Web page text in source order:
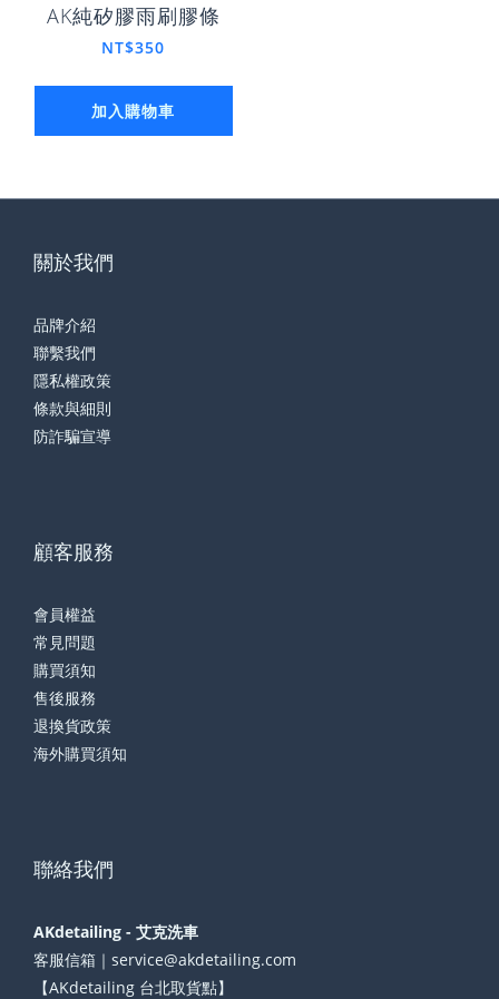
AK純矽膠雨刷膠條
NT$350
加入購物車
關於我們
品牌介紹
聯繫我們
隱私權政策
條款與細則
防詐騙宣導
顧客服務
會員權益
常見問題
購買須知
售後服務
退換貨政策
海外購買須知
聯絡我們
AKdetailing - 艾克洗車
客服信箱｜service@akdetailing.com
【AKdetailing 台北取貨點】